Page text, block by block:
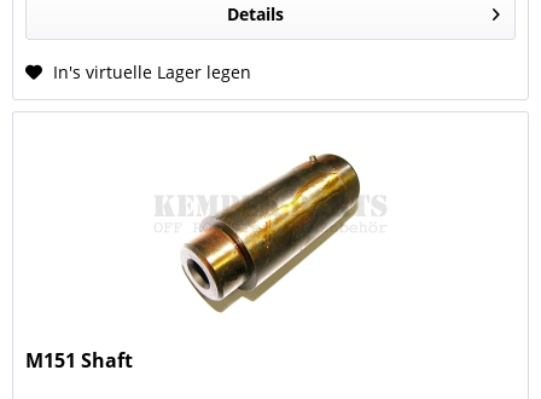
Details
In's virtuelle Lager legen
M151 Shaft